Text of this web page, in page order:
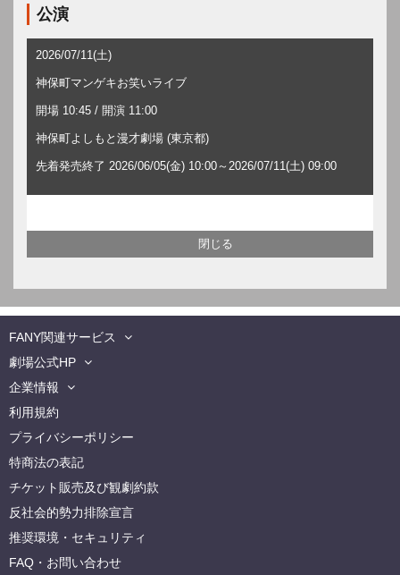
公演
2026/07/11(土)
神保町マンゲキお笑いライブ
開場 10:45 / 開演 11:00
神保町よしもと漫才劇場 (東京都)
先着発売終了 2026/06/05(金) 10:00～2026/07/11(土) 09:00
FANY関連サービス
劇場公式HP
企業情報
利用規約
プライバシーポリシー
特商法の表記
チケット販売及び観劇約款
反社会的勢力排除宣言
推奨環境・セキュリティ
FAQ・お問い合わせ